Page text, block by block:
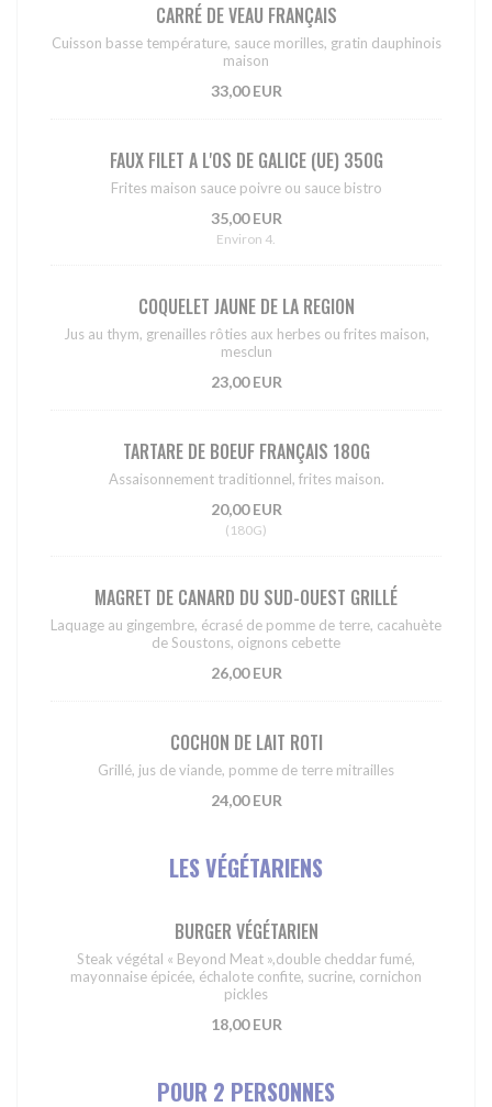
CARRÉ DE VEAU FRANÇAIS
Cuisson basse température, sauce morilles, gratin dauphinois
maison
33,00 EUR
FAUX FILET A L'OS DE GALICE (UE) 350G
Frites maison sauce poivre ou sauce bistro
35,00 EUR
Environ 4.
COQUELET JAUNE DE LA REGION
Jus au thym, grenailles rôties aux herbes ou frites maison,
mesclun
23,00 EUR
TARTARE DE BOEUF FRANÇAIS 180G
Assaisonnement traditionnel, frites maison.
20,00 EUR
(180G)
MAGRET DE CANARD DU SUD-OUEST GRILLÉ
Laquage au gingembre, écrasé de pomme de terre, cacahuète
de Soustons, oignons cebette
26,00 EUR
COCHON DE LAIT ROTI
Grillé, jus de viande, pomme de terre mitrailles
24,00 EUR
LES VÉGÉTARIENS
BURGER VÉGÉTARIEN
Steak végétal « Beyond Meat »,double cheddar fumé,
mayonnaise épicée, échalote confite, sucrine, cornichon
pickles
18,00 EUR
POUR 2 PERSONNES